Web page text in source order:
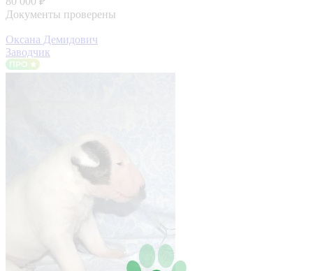
Документы проверены
Оксана Демидович
Заводчик